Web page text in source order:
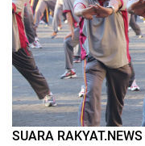
SUARA RAKYAT.NEWS